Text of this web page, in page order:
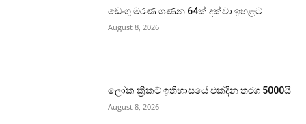
ඩෙංගු මරණ ගණන 64ක් දක්වා ඉහළට
August 8, 2026
ලෝක ක්‍රිකට් ඉතිහාසයේ එක්දින තරග 5000යි
August 8, 2026